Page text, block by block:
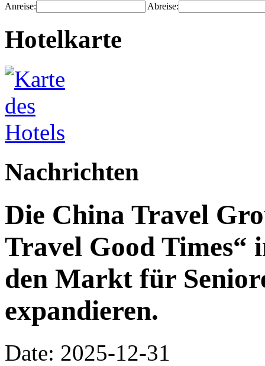
Anreise: Abreise:
Hotelkarte
Nachrichten
Die China Travel
Travel Good Times“
den Markt für
expandieren.
Date: 2025-12-31